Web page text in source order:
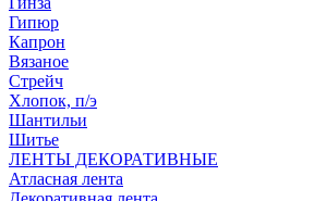
Гипюр
Капрон
Вязаное
Стрейч
Хлопок, п/э
Шантильи
Шитье
ЛЕНТЫ ДЕКОРАТИВНЫЕ
Атласная лента